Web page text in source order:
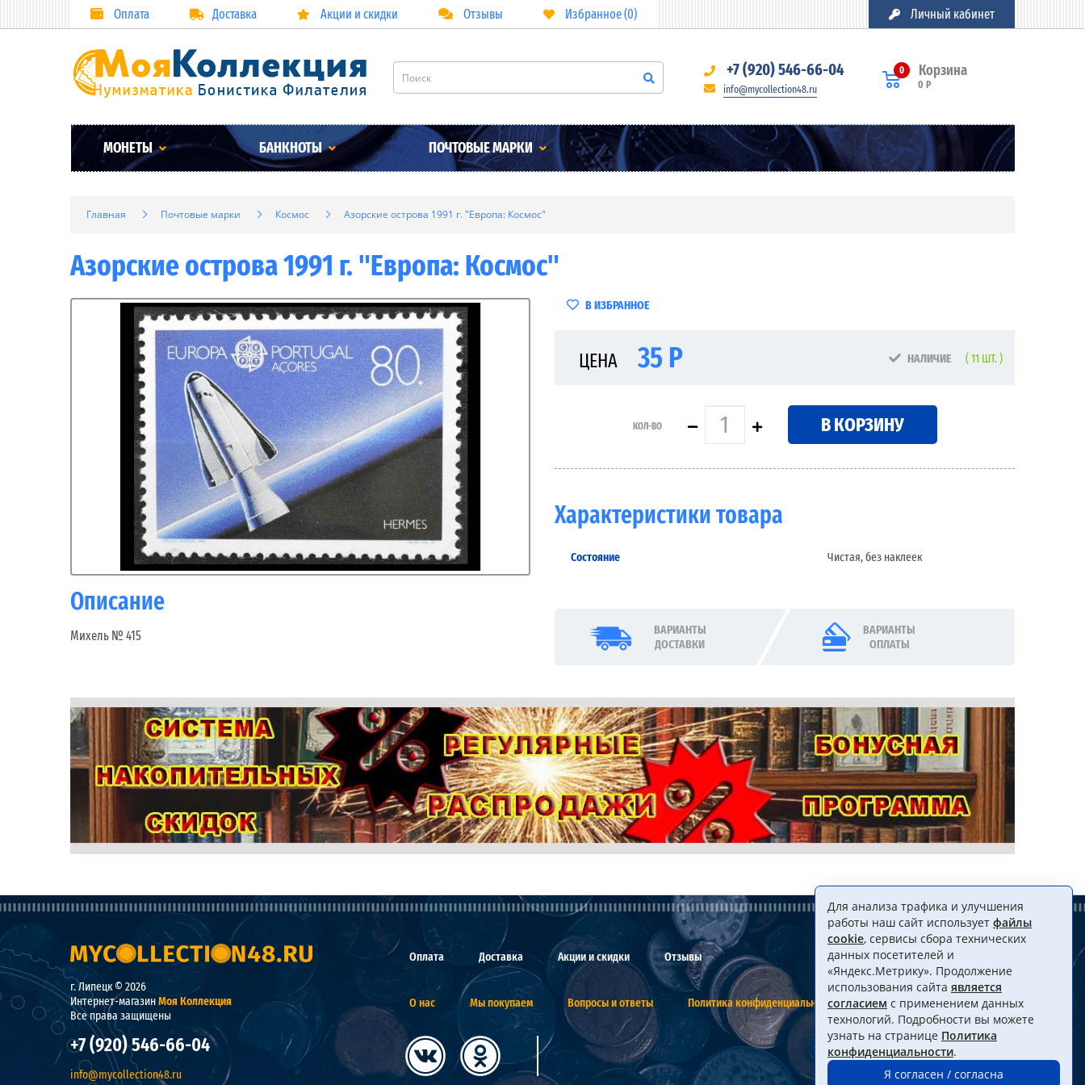
Оплата Доставка Акции и скидки Отзывы Избранное (0) Личный кабинет
+7 (920) 546-66-04
info@mycollection48.ru
Корзина
0
0 Р
МОНЕТЫ БАНКНОТЫ ПОЧТОВЫЕ МАРКИ
Главная Почтовые марки Космос Азорские острова 1991 г. "Европа: Космос"
Азорские острова 1991 г. "Европа: Космос"
Описание
Михель № 415
В ИЗБРАННОЕ
ЦЕНА 35 Р НАЛИЧИЕ ( 11 ШТ. )
КОЛ-ВО В КОРЗИНУ
Характеристики товара
Состояние Чистая, без наклеек
ВАРИАНТЫ
ДОСТАВКИ
ВАРИАНТЫ
ОПЛАТЫ
г. Липецк © 2026
Интернет-магазинМоя Коллекция
Все права защищены
+7 (920) 546-66-04
info@mycollection48.ru
Оплата Доставка Акции и скидки Отзывы
О нас Мы покупаем Вопросы и ответы Политика конфиденциальности Договор оферты
Для анализа трафика и улучшения
работы наш сайт использует файлы
cookie, сервисы сбора технических
данных посетителей и
«Яндекс.Метрику». Продолжение
использования сайта является
согласием с применением данных
технологий. Подробности вы можете
узнать на странице Политика
конфиденциальности.
Я согласен / согласна